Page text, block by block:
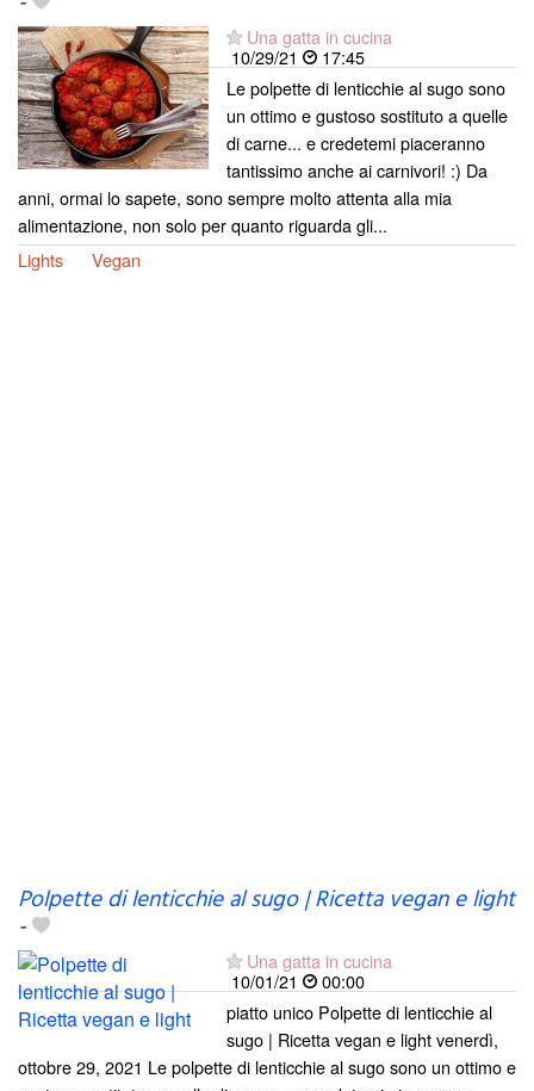
Una gatta in cucina
10/29/21
17:45
Le polpette di lenticchie al sugo sono
un ottimo e gustoso sostituto a quelle
di carne... e credetemi piaceranno
tantissimo anche ai carnivori! :) Da
anni, ormai lo sapete, sono sempre molto attenta alla mia
alimentazione, non solo per quanto riguarda gli...
Lights
Vegan
Polpette di lenticchie al sugo | Ricetta vegan e light
-
Una gatta in cucina
10/01/21
00:00
piatto unico Polpette di lenticchie al
sugo | Ricetta vegan e light venerdì,
ottobre 29, 2021 Le polpette di lenticchie al sugo sono un ottimo e